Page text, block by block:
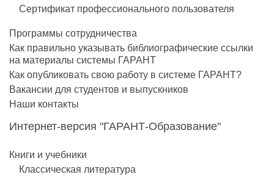
Сертификат профессионального пользователя
Программы сотрудничества
Как правильно указывать библиографические ссылки
на материалы системы ГАРАНТ
Как опубликовать свою работу в системе ГАРАНТ?
Вакансии для студентов и выпускников
Наши контакты
Интернет-версия "ГАРАНТ-Образование"
Книги и учебники
Классическая литература